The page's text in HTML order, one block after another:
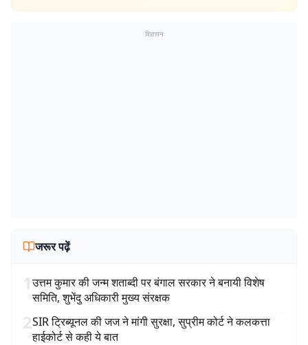
विज्ञापन
जरूर पढ़ें
1उत्तम कुमार की जन्म शताब्दी पर बंगाल सरकार ने बनायी विशेष
समिति, शुभेंदु अधिकारी मुख्य संरक्षक
2SIR ट्रिब्यूनल की जज ने मांगी सुरक्षा, सुप्रीम कोर्ट ने कलकत्ता
हाईकोर्ट से कही ये बात